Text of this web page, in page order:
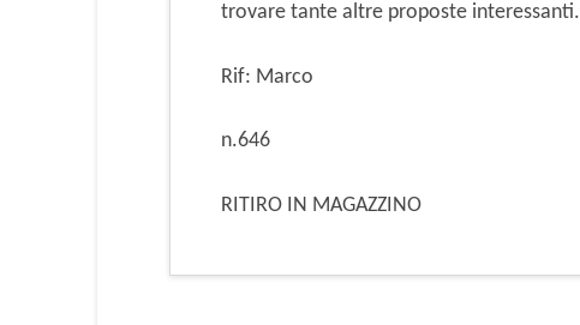
trovare tante altre proposte interessanti.
Rif: Marco
n.646
RITIRO IN MAGAZZINO